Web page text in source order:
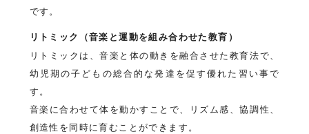
です。
リトミック（音楽と運動を組み合わせた教育）
リトミックは、音楽と体の動きを融合させた教育法で、
幼児期の子どもの総合的な発達を促す優れた習い事で
す。
音楽に合わせて体を動かすことで、リズム感、協調性、
創造性を同時に育むことができます。